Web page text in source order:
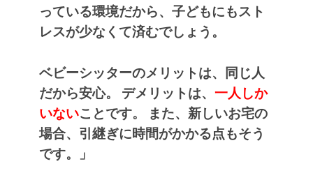
っている環境だから、子どもにもスト
レスが少なくて済むでしょう。
ベビーシッターのメリットは、同じ人
だから安心。
デメリットは、 一人しか
いないことです。
また、新しいお宅の
場合、引継ぎに時間がかかる点もそう
です。」